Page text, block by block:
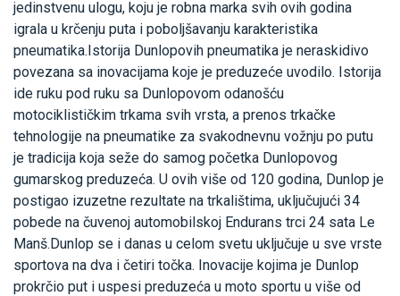
jedinstvenu ulogu, koju je robna marka svih ovih godina
igrala u krčenju puta i poboljšavanju karakteristika
pneumatika.Istorija Dunlopovih pneumatika je neraskidivo
povezana sa inovacijama koje je preduzeće uvodilo. Istorija
ide ruku pod ruku sa Dunlopovom odanošću
motociklističkim trkama svih vrsta, a prenos trkačke
tehnologije na pneumatike za svakodnevnu vožnju po putu
je tradicija koja seže do samog početka Dunlopovog
gumarskog preduzeća. U ovih više od 120 godina, Dunlop je
postigao izuzetne rezultate na trkalištima, uključujući 34
pobede na čuvenoj automobilskoj Endurans trci 24 sata Le
Manš.Dunlop se i danas u celom svetu uključuje u sve vrste
sportova na dva i četiri točka. Inovacije kojima je Dunlop
prokrčio put i uspesi preduzeća u moto sportu u više od